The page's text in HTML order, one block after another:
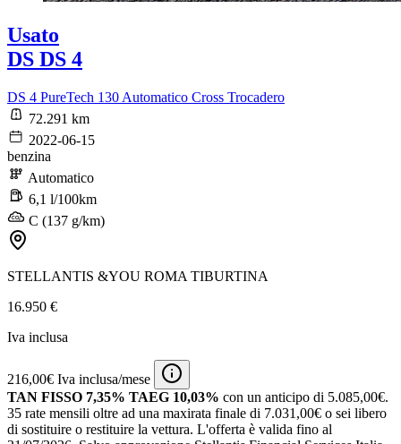
Usato
DS DS 4
DS 4 PureTech 130 Automatico Cross Trocadero
72.291 km
2022-06-15
benzina
Automatico
6,1 l/100km
C (137 g/km)
STELLANTIS &YOU ROMA TIBURTINA
16.950 €
Iva inclusa
216,00€ Iva inclusa/mese
TAN FISSO 7,35% TAEG 10,03% con un anticipo di 5.085,00€.
35 rate mensili oltre ad una maxirata finale di 7.031,00€ o sei libero
di sostituire o restituire la vettura. L'offerta è valida fino al